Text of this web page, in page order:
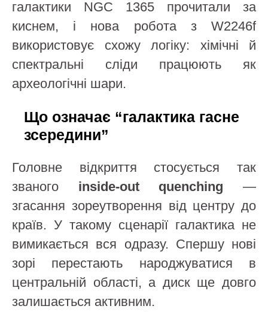
галактики NGC 1365 прочитали за
киснем, і нова робота з W2246f
використовує схожу логіку: хімічні й
спектральні сліди працюють як
археологічні шари.
Що означає “галактика гасне
зсередини”
Головне відкриття стосується так
званого inside-out quenching —
згасання зореутворення від центру до
країв. У такому сценарії галактика не
вимикається вся одразу. Спершу нові
зорі перестають народжуватися в
центральній області, а диск ще довго
залишається активним.